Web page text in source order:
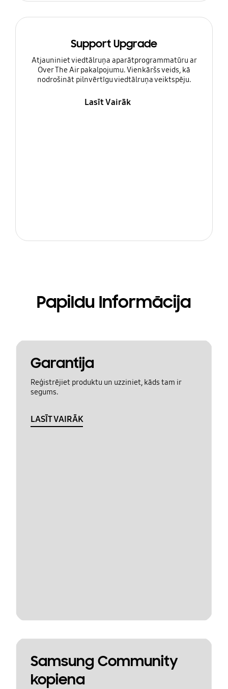
Support Upgrade
Atjauniniet viedtālruņa aparātprogrammatūru ar
Over The Air pakalpojumu. Vienkāršs veids, kā
nodrošināt pilnvērtīgu viedtālruņa veiktspēju.
Lasīt Vairāk
Papildu Informācija
Garantija
Reģistrējiet produktu un uzziniet, kāds tam ir
segums.
LASĪT VAIRĀK
Samsung Community
kopiena